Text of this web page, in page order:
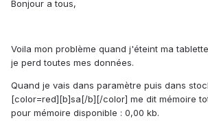
Bonjour a tous,
Voila mon problème quand j'éteint ma
je perd toutes mes données.
Quand je vais dans paramètre puis dans
[color=red][b]sa[/b][/color] me dit mémoire
pour mémoire disponible : 0,00 kb.